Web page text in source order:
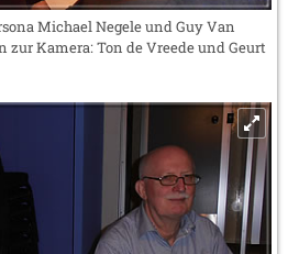
Michael Negele und Guy Van
zur Kamera: Ton de Vreede und Geurt